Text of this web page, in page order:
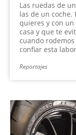
Las ruedas de
las de un coche.
quieres y con
casa y que te
cuando
confiar esta
Reportajes